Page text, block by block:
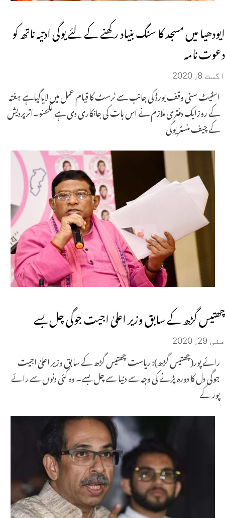
ایودھیا میں مسجد کا سنگ بنیاد رکھنے کے لئے یوگی ادتیہ ناتھ کو
دعوت نامہ
اگست 8, 2020
اسٹیٹ سنی وقف بورڈ کی جانب سے ٹرسٹ کا قیام عمل میں لایاگیاہے ہفتہ
کے روزایک دفتری ملازم نے اس بات کی جانکاری دی ہے لکھنو۔اترپردیش
کے چیف منسٹر یوگی
چھتیس گڑھ کے سابق وزیر اعلیٰ اجیت جوگی چل بسے
مئی 29, 2020
رائے پور(چھتیس گڑھ): ریاست چھتیس گڑھ کے سابق وزیر اعلیٰ اجیت
جوگی دل کا دورہ پڑنے کی وجہ سے دنیا سے چل بسے۔ وہ کئی دنوں سے رائے
پور کے